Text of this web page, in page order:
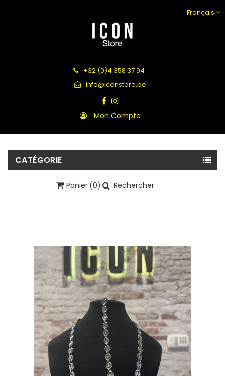
Français
+32 (0)4 358 37 94
info@iconstore.be
Mon Compte
CATÉGORIE
Panier (0) Rechercher